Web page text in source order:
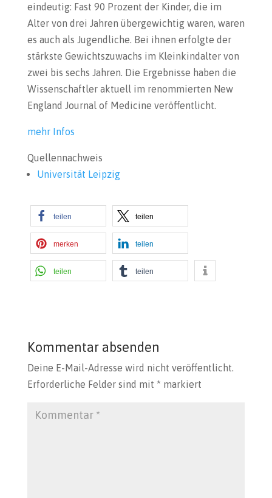
eindeutig: Fast 90 Prozent der Kinder, die im
Alter von drei Jahren übergewichtig waren, waren
es auch als Jugendliche. Bei ihnen erfolgte der
stärkste Gewichtszuwachs im Kleinkindalter von
zwei bis sechs Jahren. Die Ergebnisse haben die
Wissenschaftler aktuell im renommierten New
England Journal of Medicine veröffentlicht.
mehr Infos
Quellennachweis
Universität Leipzig
teilen teilen
merken teilen
teilen teilen
Kommentar absenden
Deine E-Mail-Adresse wird nicht veröffentlicht.
Erforderliche Felder sind mit * markiert